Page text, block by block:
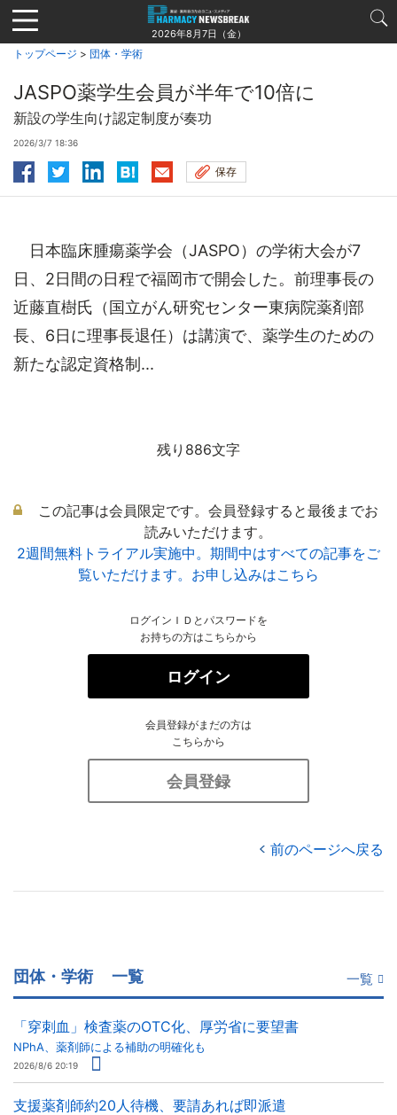
Jump
to
navigation
2026年8月7日（金）
トップページ > 団体・学術
JASPO薬学生会員が半年で10倍に
新設の学生向け認定制度が奏功
2026/3/7 18:36
保存
日本臨床腫瘍薬学会（JASPO）の学術大会が7
日、2日間の日程で福岡市で開会した。前理事長の
近藤直樹氏（国立がん研究センター東病院薬剤部
長、6日に理事長退任）は講演で、薬学生のための
新たな認定資格制...
残り886文字
この記事は会員限定です。会員登録すると最後までお
読みいただけます。
2週間無料トライアル実施中。期間中はすべての記事をご
覧いただけます。お申し込みはこちら
ログインＩＤとパスワードを
お持ちの方はこちらから
ログイン
会員登録がまだの方は
こちらから
会員登録
前のページへ戻る
団体・学術 一覧 一覧
「穿刺血」検査薬のOTC化、厚労省に要望書
NPhA、薬剤師による補助の明確化も
2026/8/6 20:19
支援薬剤師約20人待機、要請あれば即派遣